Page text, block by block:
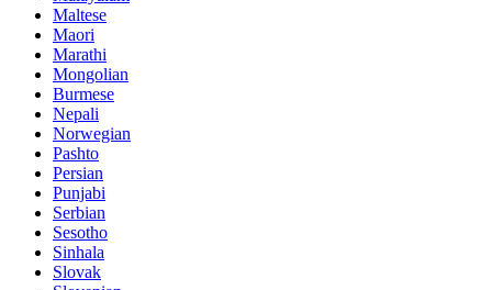
Maltese
Maori
Marathi
Mongolian
Burmese
Nepali
Norwegian
Pashto
Persian
Punjabi
Serbian
Sesotho
Sinhala
Slovak